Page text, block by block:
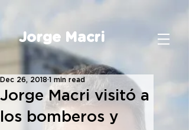
Jorge Macri
Jorge Macri visitó a
los bomberos y
Dec 26, 2018 1 min read